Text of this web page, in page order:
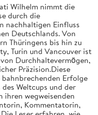
Wilhelm nimmt die
durch die
nachhaltigen Einfluss
Deutschlands. Von
Thüringens bis hin zu
Turin und Vancouver ist
Durchhaltevermögen,
Präzision.Diese
Erfolge
Weltcups und der
ihren wegweisenden
Kommentatorin,